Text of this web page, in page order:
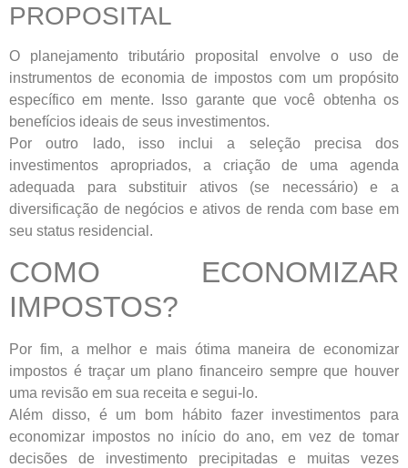
PROPOSITAL
O planejamento tributário proposital envolve o uso de
instrumentos de economia de impostos com um propósito
específico em mente. Isso garante que você obtenha os
benefícios ideais de seus investimentos.
Por outro lado, isso inclui a seleção precisa dos
investimentos apropriados, a criação de uma agenda
adequada para substituir ativos (se necessário) e a
diversificação de negócios e ativos de renda com base em
seu status residencial.
COMO ECONOMIZAR
IMPOSTOS?
Por fim, a melhor e mais ótima maneira de economizar
impostos é traçar um plano financeiro sempre que houver
uma revisão em sua receita e segui-lo.
Além disso, é um bom hábito fazer investimentos para
economizar impostos no início do ano, em vez de tomar
decisões de investimento precipitadas e muitas vezes